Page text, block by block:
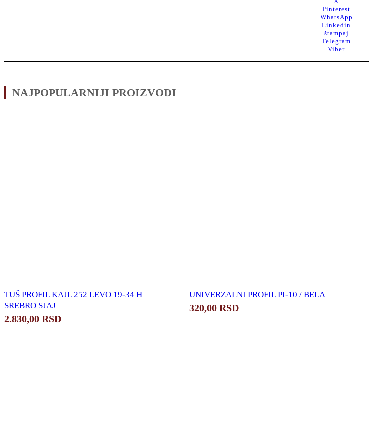
Pinterest
WhatsApp
Linkedin
štampaj
Telegram
Viber
NAJPOPULARNIJI PROIZVODI
TUŠ PROFIL KAJL 252 LEVO 19-34 H
SREBRO SJAJ
2.830,00 RSD
UNIVERZALNI PROFIL PI-10 / BELA
320,00 RSD